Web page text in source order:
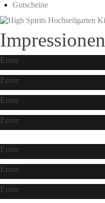
Gutscheine
Impressionen
Error
Error
Error
Error
Error
Error
Error